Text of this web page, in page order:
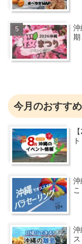
沖
期
今月のおすす
ト
沖
沖